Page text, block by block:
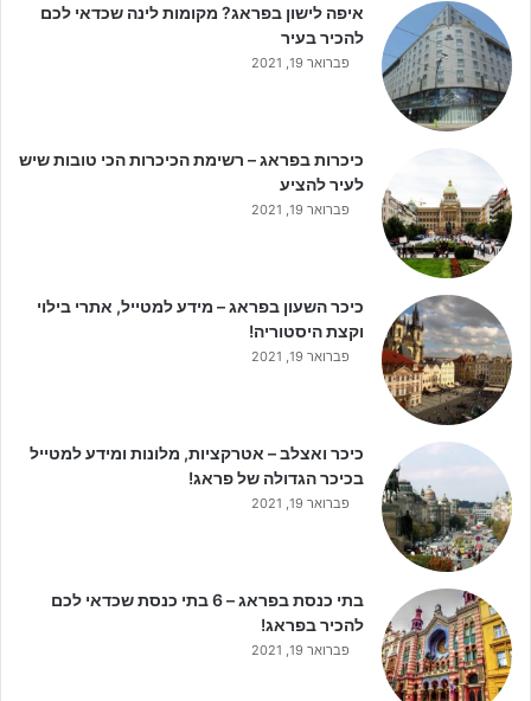
איפה לישון בפראג? מקומות לינה שכדאי לכם
להכיר בעיר
פברואר 19, 2021
כיכרות בפראג – רשימת הכיכרות הכי טובות שיש
לעיר להציע
פברואר 19, 2021
כיכר השעון בפראג – מידע למטייל, אתרי בילוי
וקצת היסטוריה!
פברואר 19, 2021
כיכר ואצלב – אטרקציות, מלונות ומידע למטייל
בכיכר הגדולה של פראג!
פברואר 19, 2021
בתי כנסת בפראג – 6 בתי כנסת שכדאי לכם
להכיר בפראג!
פברואר 19, 2021